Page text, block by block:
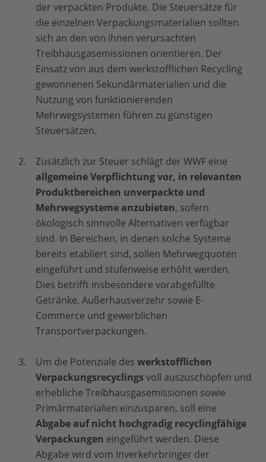
der verpackten Produkte. Die Steuersätze für
die einzelnen Verpackungsmaterialien sollten
sich an den von ihnen verursachten
Treibhausgasemissionen orientieren. Der
Einsatz von aus dem werkstofflichen Recycling
gewonnenen Sekundärmaterialien und die
Nutzung von funktionierenden
Mehrwegsystemen führen zu günstigen
Steuersätzen.
Zusätzlich zur Steuer schlägt der WWF eine
allgemeine Verpflichtung vor, in relevanten
Produktbereichen unverpackte und
Mehrwegsysteme anzubieten, sofern
ökologisch sinnvolle Alternativen verfügbar
sind. In Bereichen, in denen solche Systeme
bereits etabliert sind, sollen Mehrwegquoten
eingeführt und stufenweise erhöht werden.
Dies betrifft insbesondere vorabgefüllte
Getränke, Außerhausverzehr sowie E-
Commerce und gewerblichen
Transportverpackungen.
Um die Potenziale des werkstofflichen
Verpackungsrecyclings voll auszuschöpfen und
erhebliche Treibhausgasemissionen sowie
Primärmaterialien einzusparen, soll eine
Abgabe auf nicht hochgradig recyclingfähige
Verpackungen eingeführt werden. Diese
Abgabe wird vom Inverkehrbringer der